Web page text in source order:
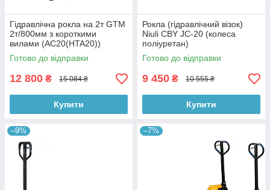
Гідравлічна рокла на 2т GTM
2т/800мм з короткими
вилами (AC20(HTA20))
Готово до відправки
12 800 ₴ 15 084 ₴
Купити
Рокла (гідравлічний візок)
Niuli CBY JС-20 (колеса
поліуретан)
Готово до відправки
9 450 ₴ 10 555 ₴
Купити
–9% –7%